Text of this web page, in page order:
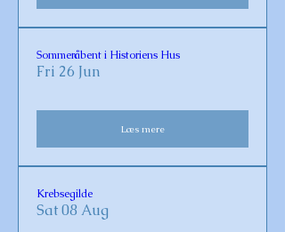
Sommeråbent i Historiens Hus
Fri 26 Jun
Læs mere
Krebsegilde
Sat 08 Aug